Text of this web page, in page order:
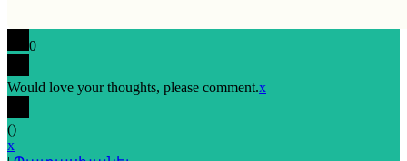
0
Would love your thoughts, please comment.x
()
x